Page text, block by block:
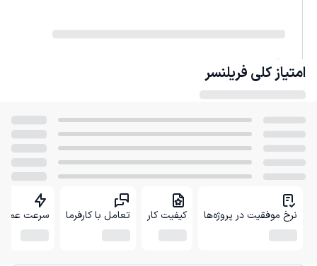
امتیاز کلی فریلنسر
نرخ موفقیت در پروژه‌ها کیفیت کار تعامل با کارفرما سرعت عمل